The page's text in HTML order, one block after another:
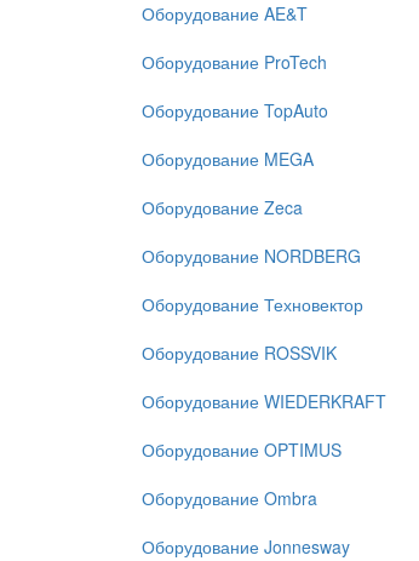
Оборудование AE&T
Оборудование ProTech
Оборудование TopAuto
Оборудование MEGA
Оборудование Zeca
Оборудование NORDBERG
Оборудование Техновектор
Оборудование ROSSVIK
Оборудование WIEDERKRAFT
Оборудование OPTIMUS
Оборудование Ombra
Оборудование Jonnesway